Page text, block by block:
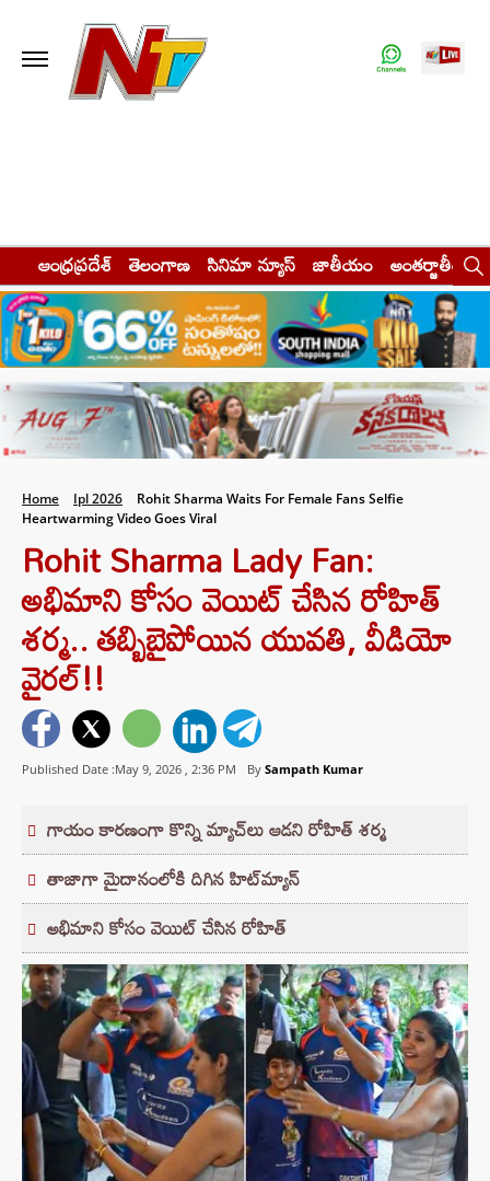
ఆంధ్రప్రదేశ్ తెలంగాణ సినిమా న్యూస్ జాతీయం అంతర్జాతీయం
Home Ipl 2026
Rohit Sharma Waits For Female Fans Selfie
Heartwarming Video Goes Viral
Rohit Sharma Lady Fan:
అభిమాని కోసం వెయిట్ చేసిన రోహిత్
శర్మ.. తబ్బిబైపోయిన యువతి, వీడియో
వైరల్!!
Published Date :May 9, 2026 , 2:36 PM By Sampath Kumar
గాయం కారణంగా కొన్ని మ్యాచ్‌లు ఆడని రోహిత్ శర్మ
తాజాగా మైదానంలోకి దిగిన హిట్‌మ్యాన్
అభిమాని కోసం వెయిట్ చేసిన రోహిత్